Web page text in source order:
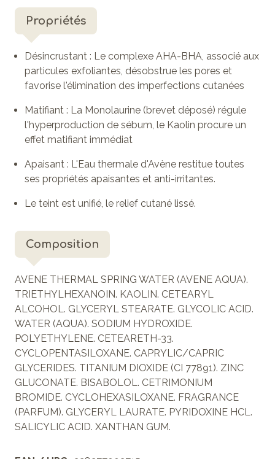
Propriétés
Désincrustant : Le complexe AHA-BHA, associé aux
particules exfoliantes, désobstrue les pores et
favorise l'élimination des imperfections cutanées
Matifiant : La Monolaurine (brevet déposé) régule
l'hyperproduction de sébum, le Kaolin procure un
effet matifiant immédiat
Apaisant : L'Eau thermale d'Avène restitue toutes
ses propriétés apaisantes et anti-irritantes.
Le teint est unifié, le relief cutané lissé.
Composition
AVENE THERMAL SPRING WATER (AVENE AQUA).
TRIETHYLHEXANOIN. KAOLIN. CETEARYL
ALCOHOL. GLYCERYL STEARATE. GLYCOLIC ACID.
WATER (AQUA). SODIUM HYDROXIDE.
POLYETHYLENE. CETEARETH-33.
CYCLOPENTASILOXANE. CAPRYLIC/CAPRIC
GLYCERIDES. TITANIUM DIOXIDE (CI 77891). ZINC
GLUCONATE. BISABOLOL. CETRIMONIUM
BROMIDE. CYCLOHEXASILOXANE. FRAGRANCE
(PARFUM). GLYCERYL LAURATE. PYRIDOXINE HCL.
SALICYLIC ACID. XANTHAN GUM.